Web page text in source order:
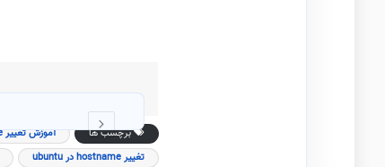
برچسب ها آموزش تغییر hostname در ubuntu
تغییر hostname در ubuntu